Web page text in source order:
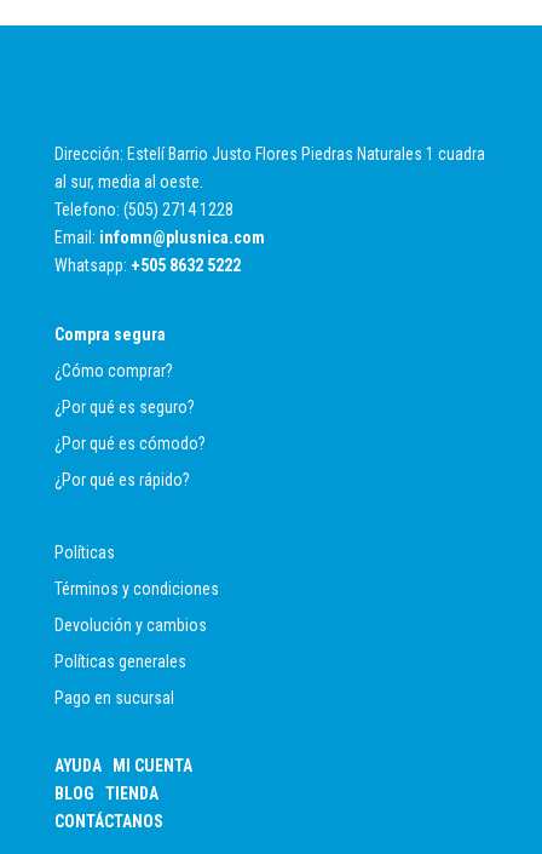
Dirección: Estelí Barrio Justo Flores Piedras Naturales 1 cuadra
al sur, media al oeste.
Telefono: (505) 2714 1228
Email: infomn@plusnica.com
Whatsapp: +505 8632 5222
Compra segura
¿Cómo comprar?
¿Por qué es seguro?
¿Por qué es cómodo?
¿Por qué es rápido?
Políticas
Términos y condiciones
Devolución y cambios
Políticas generales
Pago en sucursal
AYUDA
MI CUENTA
BLOG
TIENDA
CONTÁCTANOS